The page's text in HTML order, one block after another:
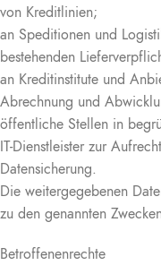
von Kreditlinien;
an Speditionen und
bestehenden
an Kreditinstitute und
Abrechnung und
öffentliche Stellen in
IT-Dienstleister zur
Datensicherung.
Die weitergegebenen
zu den genannten
Betroffenenrechte